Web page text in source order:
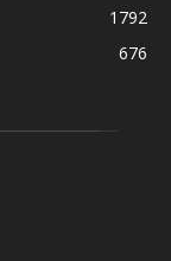
1792
676